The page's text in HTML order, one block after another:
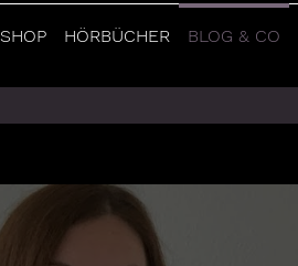
SHOP HÖRBÜCHER BLOG & CO